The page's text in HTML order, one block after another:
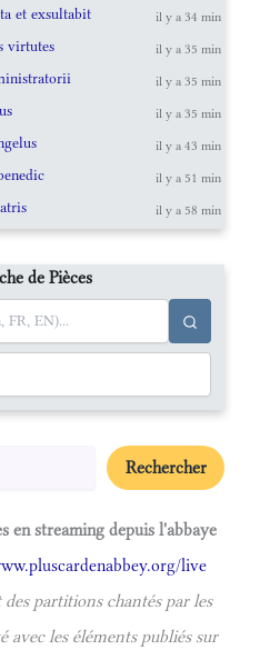
et exsultabit il y a 34 min
virtutes il y a 35 min
il y a 35 min
il y a 35 min
il y a 43 min
il y a 51 min
il y a 58 min
de Pièces
Rechercher
en streaming depuis l'abbaye
live
partitions chantés par les
avec les éléments publiés sur